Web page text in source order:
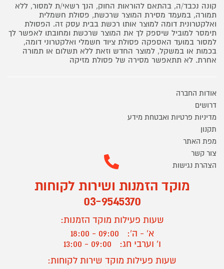
קונה נכבד/ה, בהתאם להוראות החוק, הנך רשאי/ת למסור, ללא
תמורה, במעמד מסירת המוצר שרכשת, פסולת חשמלית
ואלקטרונית דומה למוצר אותו רכשת בבית עסק זה. הפסולת
תימסר למוביל שיספק לך את המוצר שרכשת ומחובתו לאפשר לך
למסור במועד האספקה פסולת ציוד חשמלי ואלקטרוני דומה,
בכמות או במשקל, למוצר החדש וזאת ללא תשלום או תמורה
אחרת. לא תתאפשר מסירה של פסולת מזיקה
אודות החברה
דרושים
מדיניות פרטיות ואבטחת מידע
תקנון
מפת האתר
צור קשר
הצהרת נגישות
מוקד הזמנות ושירות לקוחות
03-9545370
שעות פעילות מוקד הזמנות:
א' - ה':
09:00 - 18:00
ו' וערבי חג:
09:00 - 13:00
שעות פעילות מוקד שירות לקוחות: